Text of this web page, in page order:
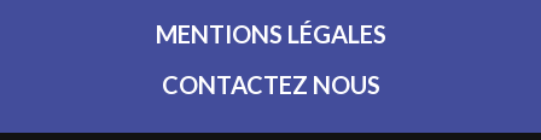
MENTIONS LÉGALES
CONTACTEZ NOUS